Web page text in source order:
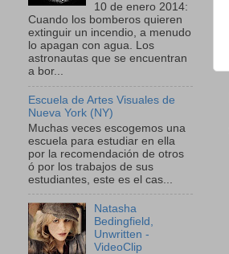
10 de enero 2014:
Cuando los bomberos quieren
extinguir un incendio, a menudo
lo apagan con agua. Los
astronautas que se encuentran
a bor...
Escuela de Artes Visuales de
Nueva York (NY)
Muchas veces escogemos una
escuela para estudiar en ella
por la recomendación de otros
ó por los trabajos de sus
estudiantes, este es el cas...
Natasha
Bedingfield,
Unwritten -
VideoClip